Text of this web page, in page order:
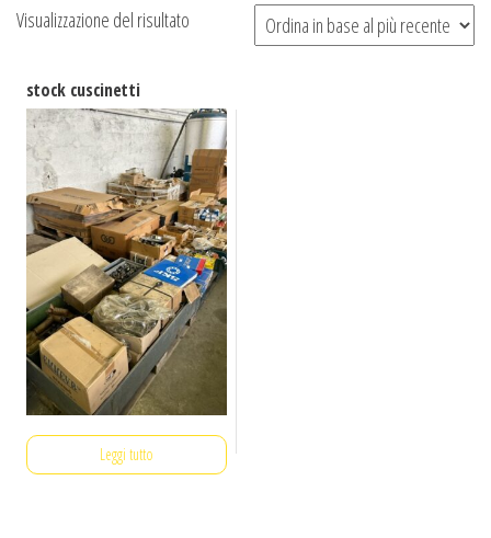
Visualizzazione del risultato
stock cuscinetti
Leggi tutto